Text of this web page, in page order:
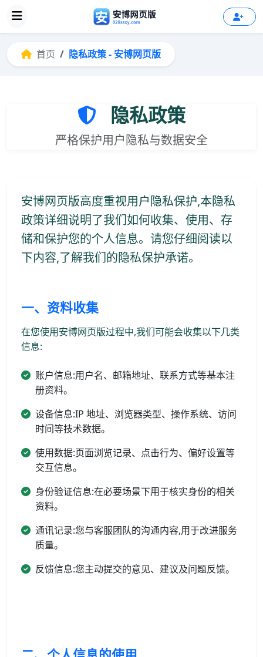
首页 隐私政策 - 安博网页版
隐私政策
严格保护用户隐私与数据安全
安博网页版高度重视用户隐私保护,本隐私
政策详细说明了我们如何收集、使用、存
储和保护您的个人信息。请您仔细阅读以
下内容,了解我们的隐私保护承诺。
一、资料收集
在您使用安博网页版过程中,我们可能会收集以下几类
信息:
账户信息:用户名、邮箱地址、联系方式等基本注
册资料。
设备信息:IP 地址、浏览器类型、操作系统、访问
时间等技术数据。
使用数据:页面浏览记录、点击行为、偏好设置等
交互信息。
身份验证信息:在必要场景下用于核实身份的相关
资料。
通讯记录:您与客服团队的沟通内容,用于改进服务
质量。
反馈信息:您主动提交的意见、建议及问题反馈。